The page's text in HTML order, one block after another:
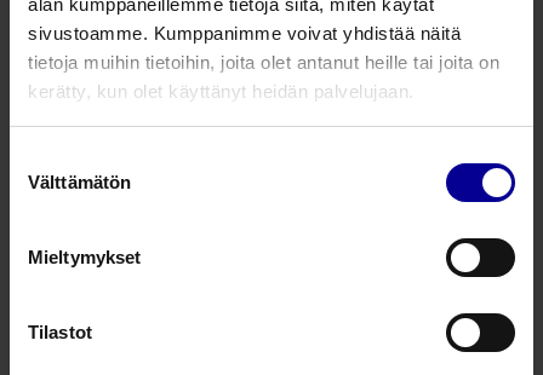
alan kumppaneillemme tietoja siitä, miten käytät
sivustoamme. Kumppanimme voivat yhdistää näitä
tietoja muihin tietoihin, joita olet antanut heille tai joita on
kerätty, kun olet käyttänyt heidän palvelujaan.
valinta
Välttämätön
Mieltymykset
Tilastot
Sairauspoissaolojen
vähentyminen:Vähentynyt ilmavälitteisten
virustartuntojen määrä parantaa
poistaa ilman epäpuhtaudet ja vähentää
hajuhaittoja.
Laite toimii ympäri